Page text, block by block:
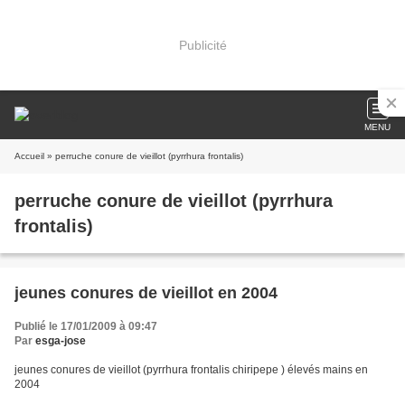
Publicité
MENU
Accueil » perruche conure de vieillot (pyrrhura frontalis)
perruche conure de vieillot (pyrrhura
frontalis)
jeunes conures de vieillot en 2004
Publié le 17/01/2009 à 09:47
Par esga-jose
jeunes conures de vieillot (pyrrhura frontalis chiripepe ) élevés mains en
2004